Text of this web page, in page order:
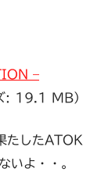
–
: 19.1 MB）
たしたATOK
いよ・・。